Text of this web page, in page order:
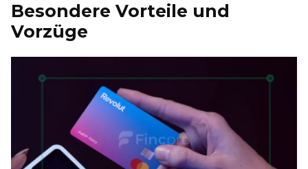
Besondere Vorteile und
Vorzüge